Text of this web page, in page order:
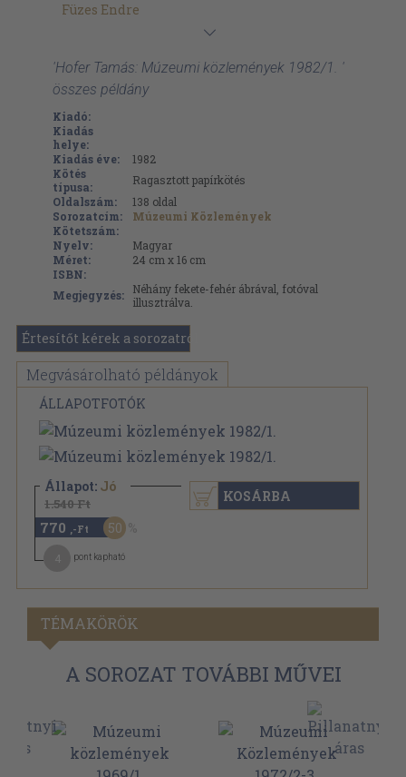
Füzes Endre
'Hofer Tamás: Múzeumi közlemények 1982/1. '
összes példány
Kiadó:
Kiadás
helye:
Kiadás éve:
1982
Kötés
típusa:
Ragasztott papírkötés
Oldalszám:
138 oldal
Sorozatcím:
Múzeumi Közlemények
Kötetszám:
Nyelv:
Magyar
Méret:
24 cm x 16 cm
ISBN:
Megjegyzés:
Néhány fekete-fehér ábrával, fotóval
illusztrálva.
Értesítőt kérek a sorozatról
Megvásárolható példányok
ÁLLAPOTFOTÓK
Állapot: Jó
1.540 Ft
770 ,-Ft 50
pont kapható
KOSÁRBA
TÉMAKÖRÖK
A SOROZAT TOVÁBBI MŰVEI